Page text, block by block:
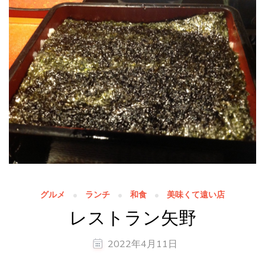
グルメ ランチ 和食 美味くて遠い店
レストラン矢野
2022年4月11日